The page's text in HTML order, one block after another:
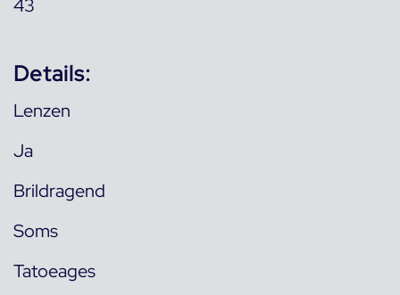
43
Details:
Lenzen
Ja
Brildragend
Soms
Tatoeages